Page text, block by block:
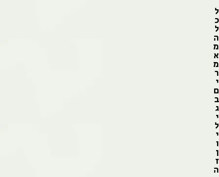
ל
כ
ל
ה
מ
א
מ
ר
י
ם
ב
ג
י
ל
י
ו
ן
ז
ה